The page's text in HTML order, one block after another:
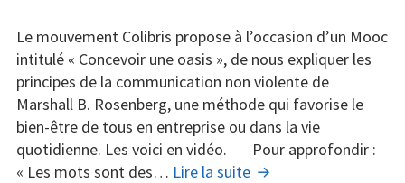
principes
de
Communication
Non
Violente
et
la
Le mouvement Colibris propose à l’occasion d’un Mooc
intitulé « Concevoir une oasis », de nous expliquer les
principes de la communication non violente de
Marshall B. Rosenberg, une méthode qui favorise le
bien-être de tous en entreprise ou dans la vie
quotidienne. Les voici en vidéo. Pour approfondir :
« Les mots sont des… Lire la suite Les